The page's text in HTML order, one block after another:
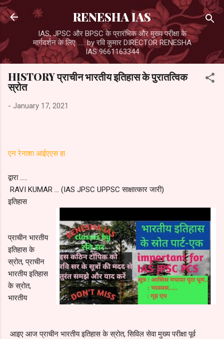
Skip to main content
RENESHA IAS
IAS, JPSC और BPSC के प्रारंभिक और मुख्य परीक्षा के
मार्गदर्शन के लिए ..... by रवि कुमार DIRECTOR RENESHA
IAS 9661163344
HISTORY प्राचीन भारतीय इतिहास के पुरातत्विक
स्रोत
- January 17, 2021
एन रेनाशा आईएएस हा
द्वारा .....
RAVI KUMAR ... (IAS JPSC UPPSC साक्षात्कार जारी)
इतिहास
प्राचीन भारतीय
इतिहास के
स्रोत, प्राचीन
भारतीय इतिहास
के स्रोत,
भारतीय
आइए आज प्राचीन भारतीय इतिहास के स्रोत, सिविल सेवा मुख्य परीक्षा पूर्व